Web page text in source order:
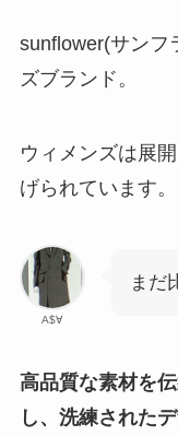
sunflower(サンフ
ズブランド。
ウィメンズは展
げられています。
A$∀
まだ
高品質な素材を
し、洗練された